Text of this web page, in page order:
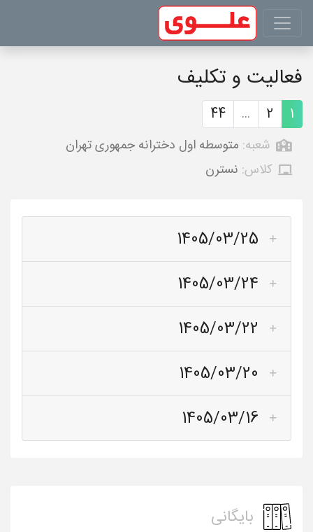
فعالیت و تکلیف
1
2
...
44
شعبه: متوسطه اول دخترانه جمهوری تهران
کلاس: نسترن
1405/03/25
1405/03/24
1405/03/22
1405/03/20
1405/03/16
بایگانی